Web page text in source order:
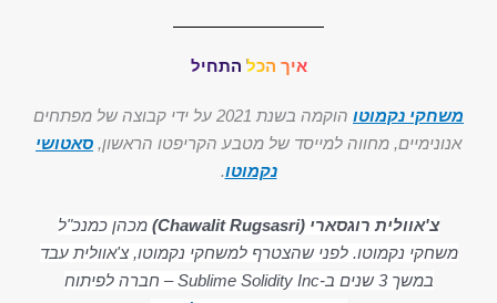
איך הכל התחיל
משחקי נקמוטו
הוקמה בשנת 2021 על ידי קבוצה של מפתחים
אנונימיים, מחווה למייסד של מטבע הקריפטו הראשון, סאטושי
נקמוטו.
צ'אוולית רוגסארי (Chawalit Rugsasri)
מכהן כמנכ"ל
משחקי נקמוטו. לפני שהצטרף למשחקי נקמוטו, צ'אוולית עבד
במשך 3 שנים ב-Sublime Solidity Inc – חברה לפיתוח